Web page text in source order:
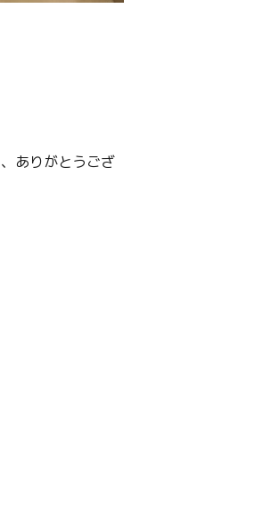
ありがとうござ